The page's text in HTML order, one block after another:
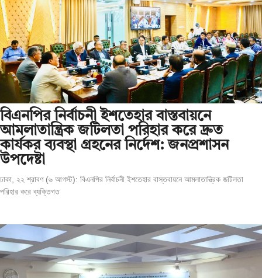
বিএনপির নির্বাচনী ইশতেহার বাস্তবায়নে
আমলাতান্ত্রিক জটিলতা পরিহার করে দ্রুত
কার্যকর ব্যবস্থা গ্রহনের নির্দেশ: জনপ্রশাসন
উপদেষ্টা
ঢাকা, ২২ শ্রাবণ (৬ আগস্ট): বিএনপির নির্বাচনী ইশতেহার বাস্তবায়নে আমলাতান্ত্রিক জটিলতা
পরিহার করে ব্যক্তিগত